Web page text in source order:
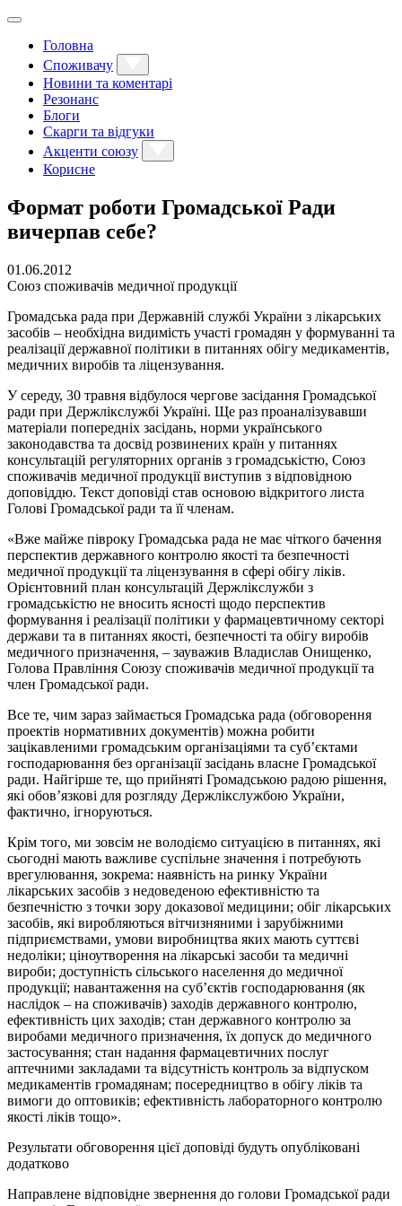
Головна
Споживачу
Новини та коментарі
Резонанс
Блоги
Скарги та відгуки
Акценти союзу
Корисне
Формат роботи Громадської Ради
вичерпав себе?
01.06.2012
Союз споживачів медичної продукції
Громадська рада при Державній службі України з лікарських
засобів – необхідна видимість участі громадян у формуванні та
реалізації державної політики в питаннях обігу медикаментів,
медичних виробів та ліцензування.
У середу, 30 травня відбулося чергове засідання Громадської
ради при Держлікслужбі Україні. Ще раз проаналізувавши
матеріали попередніх засідань, норми українського
законодавства та досвід розвинених країн у питаннях
консультацій регуляторних органів з громадськістю, Союз
споживачів медичної продукції виступив з відповідною
доповіддю. Текст доповіді став основою відкритого листа
Голові Громадської ради та її членам.
«Вже майже півроку Громадська рада не має чіткого бачення
перспектив державного контролю якості та безпечності
медичної продукції та ліцензування в сфері обігу ліків.
Орієнтовний план консультацій Держлікслужби з
громадськістю не вносить ясності щодо перспектив
формування і реалізації політики у фармацевтичному секторі
держави та в питаннях якості, безпечності та обігу виробів
медичного призначення, – зауважив Владислав Онищенко,
Голова Правління Союзу споживачів медичної продукції та
член Громадської ради.
Все те, чим зараз займається Громадська рада (обговорення
проектів нормативних документів) можна робити
зацікавленими громадським організаціями та суб’єктами
господарювання без організації засідань власне Громадської
ради. Найгірше те, що прийняті Громадською радою рішення,
які обов’язкові для розгляду Держлікслужбою України,
фактично, ігноруються.
Крім того, ми зовсім не володіємо ситуацією в питаннях, які
сьогодні мають важливе суспільне значення і потребують
врегулювання, зокрема: наявність на ринку України
лікарських засобів з недоведеною ефективністю та
безпечністю з точки зору доказової медицини; обіг лікарських
засобів, які виробляються вітчизняними і зарубіжними
підприємствами, умови виробництва яких мають суттєві
недоліки; ціноутворення на лікарські засоби та медичні
вироби; доступність сільського населення до медичної
продукції; навантаження на суб’єктів господарювання (як
наслідок – на споживачів) заходів державного контролю,
ефективність цих заходів; стан державного контролю за
виробами медичного призначення, їх допуск до медичного
застосування; стан надання фармацевтичних послуг
аптечними закладами та відсутність контроль за відпуском
медикаментів громадянам; посередництво в обігу ліків та
вимоги до оптовиків; ефективність лабораторного контролю
якості ліків тощо».
Результати обговорення цієї доповіді будуть опубліковані
додатково
Направлене відповідне звернення до голови Громадської ради